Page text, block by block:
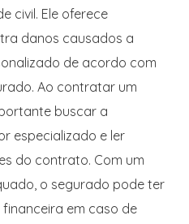
civil. Ele oferece
danos causados a
de acordo com
Ao contratar um
buscar a
especializado e ler
do contrato. Com um
o segurado pode ter
em caso de